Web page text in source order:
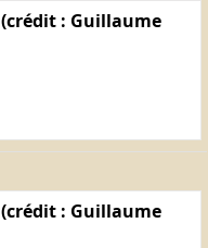
(crédit : Guillaume
(crédit : Guillaume